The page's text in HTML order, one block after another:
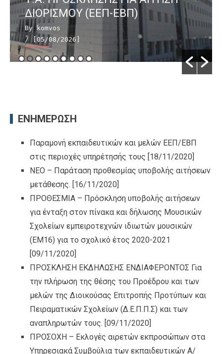
ΔΙΟΡΙΣΜΟΥ (ΕΕΠ-ΕΒΠ)
By komvos
/ [05/08/2026]
ΕΝΗΜΕΡΩΣΗ
Παραμονή εκπαιδευτικών και μελών ΕΕΠ/ΕΒΠ
στις περιοχές υπηρέτησής τους [18/11/2020]
ΝΕΟ – Παράταση προθεσμίας υποβολής αιτήσεων
μετάθεσης. [16/11/2020]
ΠΡΟΘΕΣΜΙΑ – Πρόσκληση υποβολής αιτήσεων
για ένταξη στον πίνακα και δήλωσης Μουσικών
Σχολείων εμπειροτεχνών ιδιωτών μουσικών
(ΕΜ16) για το σχολικό έτος 2020-2021
[09/11/2020]
ΠΡΟΣΚΛΗΣΗ ΕΚΔΗΛΩΣΗΣ ΕΝΔΙΑΦΕΡΟΝΤΟΣ Για
την πλήρωση της θέσης του Προέδρου και των
μελών της Διοικούσας Επιτροπής Προτύπων και
Πειραματικών Σχολείων (Δ.Ε.Π.Π.Σ) και των
αναπληρωτών τους. [09/11/2020]
ΠΡΟΣΟΧΗ – Εκλογές αιρετών εκπροσώπων στα
Υπηρεσιακά Συμβούλια των εκπαιδευτικών Α/